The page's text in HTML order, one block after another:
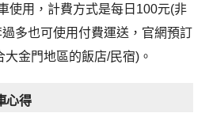
使用，計費方式是每日100元(非
多也可使用付費運送，官網預訂
金門地區的飯店/民宿)。
心得